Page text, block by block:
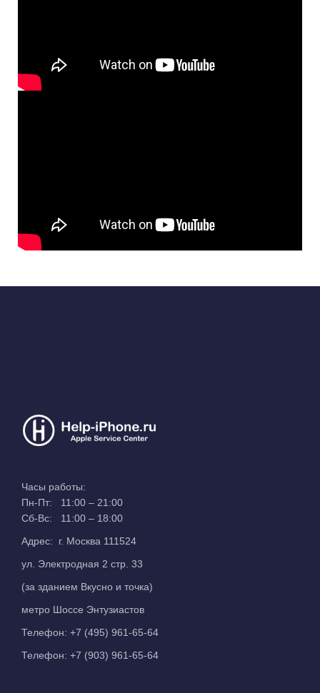
Часы работы:
Пн-Пт: 11:00 – 21:00
Сб-Вс: 11:00 – 18:00
Адрес: г. Москва 111524
ул. Электродная 2 стр. 33
(за зданием Вкусно и точка)
метро Шоссе Энтузиастов
Телефон: +7 (495) 961-65-64
Телефон: +7 (903) 961-65-64